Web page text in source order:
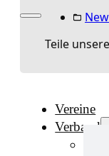
Vereine
Verband
Teile